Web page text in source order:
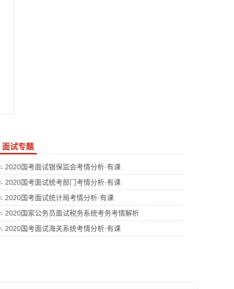
面试专题
2020国考面试银保监会考情分析·有课
2020国考面试统考部门考情分析·有课
2020国考面试统计局考情分析·有课
2020国家公务员面试税务系统考务考情解析
2020国考面试海关系统考情分析·有课